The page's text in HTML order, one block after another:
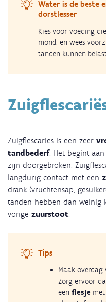
Water is de beste
dorstlesser
Kies voor voeding
mond, en wees
tanden kunnen
Zuigflescariës is een zeer
tandbederf. Het begint
zijn doorgebroken.
langdurig contact met een
drank (vruchtensap,
tanden hebben dan weinig
vorige zuurstoot
Tips
Maak overdag
Zorg ervoor
een flesje